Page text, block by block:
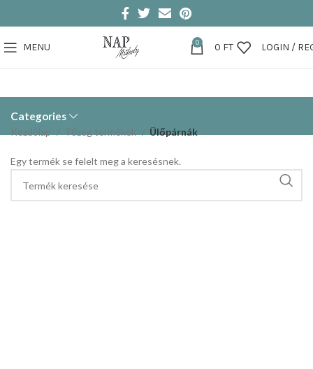
MENU 0 0 FT LOGIN /
Categories
Kezdőlap Tőzeg termékek Ülőpárnák
Egy termék se felelt meg a keresésnek.